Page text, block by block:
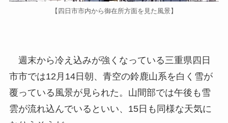
【四日市市内から御在所方面を見た風景】
週末から冷え込みが強くなっている三重県四日
市市では12月14日朝、青空の鈴鹿山系を白く雪が
覆っている風景が見られた。山間部では午後も雪
雲が流れ込んでいるといい、15日も同様な天気に